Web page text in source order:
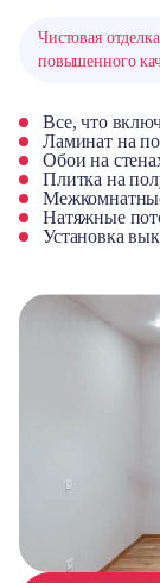
Чистовая отделка
повышенного
Все, что
Ламинат на
Обои на
Плитка на
Натяжные
Установка